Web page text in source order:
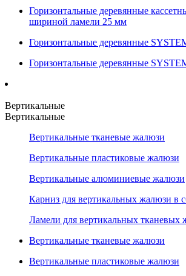
Горизонтальные деревянные
шириной ламели 25 мм
Горизонтальные деревянные
Горизонтальные деревянные
Вертикальные
Вертикальные
Вертикальные тканевые жалюзи
Вертикальные пластиковые жалюзи
Вертикальные алюминиевые жалюзи
Карниз для вертикальных жалюзи в
Ламели для вертикальных тканевых
Вертикальные тканевые жалюзи
Вертикальные пластиковые жалюзи